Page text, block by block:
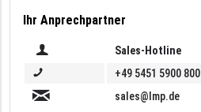
Ihr Anprechpartner
Sales-Hotline
+49 5451 5900 800
sales@lmp.de